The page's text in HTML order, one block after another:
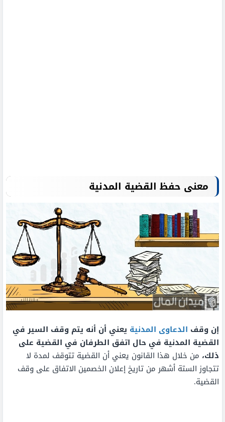
معنى حفظ القضية المدنية
إن وقف الدعاوى المدنية يعني أن أنه يتم وقف السير في
القضية المدنية في حال اتفق الطرفان في القضية على
ذلك، من خلال هذا القانون يعني أن القضية تتوقف لمدة لا
تتجاوز الستة أشهر من تاريخ إعلان الخصمين الاتفاق على وقف
القضية.